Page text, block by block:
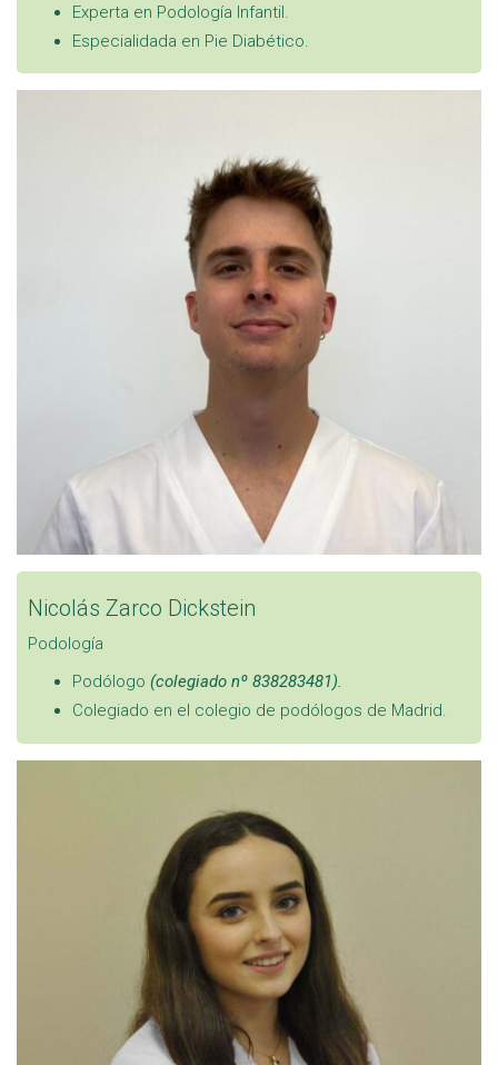
Experta en Podología Infantil.
Especialidada en Pie Diabético.
Nicolás Zarco Dickstein
Podología
Podólogo (colegiado nº 838283481).
Colegiado en el colegio de podólogos de Madrid.